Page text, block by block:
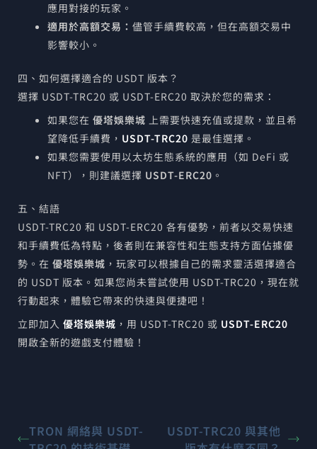
應用對接的玩家。
適用於高額交易： 儘管手續費較高，但在高額交易中
影響較小。
四、如何選擇適合的 USDT 版本？
選擇 USDT-TRC20 或 USDT-ERC20 取決於您的需求：
如果您在 優塔娛樂城 上需要快速充值或提款，並且希
望降低手續費， USDT-TRC20 是最佳選擇。
如果您需要使用以太坊生態系統的應用（如 DeFi 或
NFT），則建議選擇 USDT-ERC20 。
五、結語
USDT-TRC20 和 USDT-ERC20 各有優勢，前者以交易快速
和手續費低為特點，後者則在兼容性和生態支持方面佔據優
勢。在 優塔娛樂城 ，玩家可以根據自己的需求靈活選擇適合
的 USDT 版本。如果您尚未嘗試使用 USDT-TRC20，現在就
行動起來，體驗它帶來的快速與便捷吧！
立即加入 優塔娛樂城 ，用 USDT-TRC20 或 USDT-ERC20
開啟全新的遊戲支付體驗！
TRON 網絡與 USDT-
USDT-TRC20 與其他